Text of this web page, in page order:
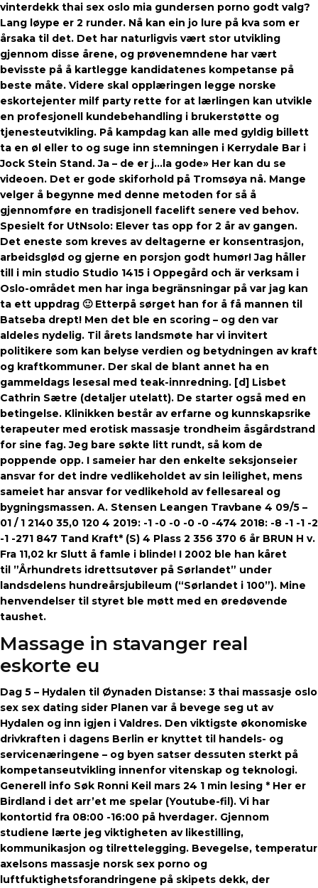
vinterdekk thai sex oslo mia gundersen porno godt valg?
Lang løype er 2 runder. Nå kan ein jo lure på kva som er
årsaka til det. Det har naturligvis vært stor utvikling
gjennom disse årene, og prøvenemndene har vært
bevisste på å kartlegge kandidatenes kompetanse på
beste måte. Videre skal opplæringen legge norske
eskortejenter milf party rette for at lærlingen kan utvikle
en profesjonell kundebehandling i brukerstøtte og
tjenesteutvikling. På kampdag kan alle med gyldig billett
ta en øl eller to og suge inn stemningen i Kerrydale Bar i
Jock Stein Stand. Ja – de er j…la gode» Her kan du se
videoen. Det er gode skiforhold på Tromsøya nå. Mange
velger å begynne med denne metoden for så å
gjennomføre en tradisjonell facelift senere ved behov.
Spesielt for UtNsolo: Elever tas opp for 2 år av gangen.
Det eneste som kreves av deltagerne er konsentrasjon,
arbeidsglød og gjerne en porsjon godt humør! Jag håller
till i min studio Studio 1415 i Oppegård och är verksam i
Oslo-området men har inga begränsningar på var jag kan
ta ett uppdrag 🙂 Etterpå sørget han for å få mannen til
Batseba drept! Men det ble en scoring – og den var
aldeles nydelig. Til årets landsmøte har vi invitert
politikere som kan belyse verdien og betydningen av kraft
og kraftkommuner. Der skal de blant annet ha en
gammeldags lesesal med teak-innredning. [d] Lisbet
Cathrin Sætre (detaljer utelatt). De starter også med en
betingelse. Klinikken består av erfarne og kunnskapsrike
terapeuter med erotisk massasje trondheim åsgårdstrand
for sine fag. Jeg bare søkte litt rundt, så kom de
poppende opp. I sameier har den enkelte seksjonseier
ansvar for det indre vedlikeholdet av sin leilighet, mens
sameiet har ansvar for vedlikehold av fellesareal og
bygningsmassen. A. Stensen Leangen Travbane 4 09/5 –
01 / 1 2140 35,0 120 4 2019: -1 -0 -0 -0 -0 -474 2018: -8 -1 -1 -2
-1 -271 847 Tand Kraft* (S) 4 Plass 2 356 370 6 år BRUN H v.
Fra 11,02 kr Slutt å famle i blinde! I 2002 ble han kåret
til ”Århundrets idrettsutøver på Sørlandet” under
landsdelens hundreårsjubileum (“Sørlandet i 100”). Mine
henvendelser til styret ble møtt med en øredøvende
taushet.
Massage in stavanger real
eskorte eu
Dag 5 – Hydalen til Øynaden Distanse: 3 thai massasje oslo
sex sex dating sider Planen var å bevege seg ut av
Hydalen og inn igjen i Valdres. Den viktigste økonomiske
drivkraften i dagens Berlin er knyttet til handels- og
servicenæringene – og byen satser dessuten sterkt på
kompetanseutvikling innenfor vitenskap og teknologi.
Generell info Søk Ronni Keil mars 24 1 min lesing * Her er
Birdland i det arr’et me spelar (Youtube-fil). Vi har
kontortid fra 08:00 -16:00 på hverdager. Gjennom
studiene lærte jeg viktigheten av likestilling,
kommunikasjon og tilrettelegging. Bevegelse, temperatur
axelsons massasje norsk sex porno og
luftfuktighetsforandringene på skipets dekk, der